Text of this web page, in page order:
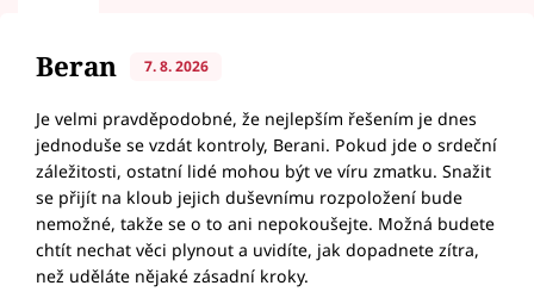
Beran 7. 8. 2026
Je velmi pravděpodobné, že nejlepším řešením je dnes
jednoduše se vzdát kontroly, Berani. Pokud jde o srdeční
záležitosti, ostatní lidé mohou být ve víru zmatku. Snažit
se přijít na kloub jejich duševnímu rozpoložení bude
nemožné, takže se o to ani nepokoušejte. Možná budete
chtít nechat věci plynout a uvidíte, jak dopadnete zítra,
než uděláte nějaké zásadní kroky.